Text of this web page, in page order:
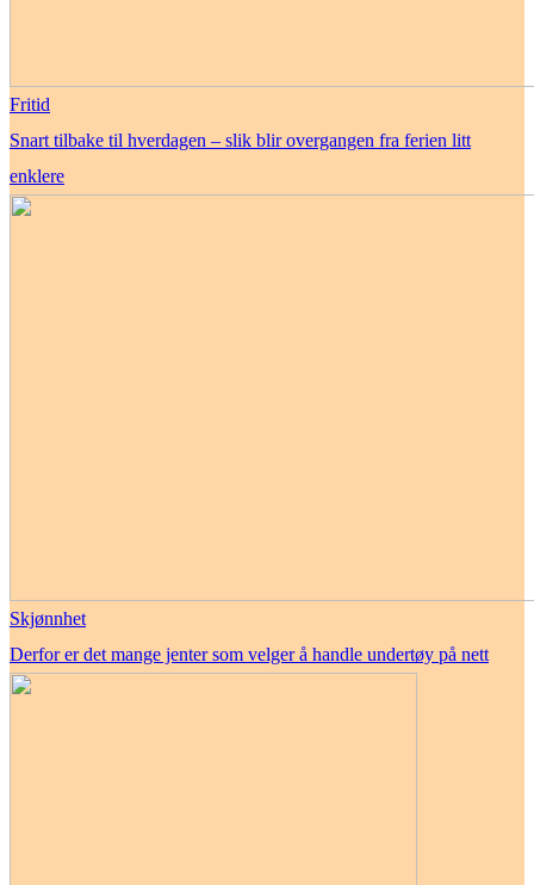
Fritid
Snart tilbake til hverdagen – slik blir overgangen fra ferien litt
enklere
Skjønnhet
Derfor er det mange jenter som velger å handle undertøy på nett